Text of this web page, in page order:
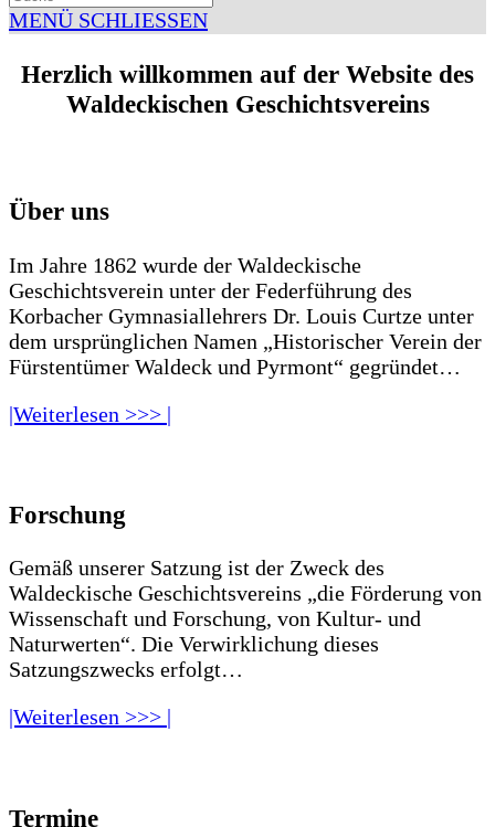
MENÜ SCHLIESSEN
Herzlich willkommen auf der Website des
Waldeckischen Geschichtsvereins
Über uns
Im Jahre 1862 wurde der Waldeckische
Geschichtsverein unter der Federführung des
Korbacher Gymnasiallehrers Dr. Louis Curtze unter
dem ursprünglichen Namen „Historischer Verein der
Fürstentümer Waldeck und Pyrmont“ gegründet…
|Weiterlesen >>> |
Forschung
Gemäß unserer Satzung ist der Zweck des
Waldeckische Geschichtsvereins „die Förderung von
Wissenschaft und Forschung, von Kultur- und
Naturwerten“. Die Verwirklichung dieses
Satzungszwecks erfolgt…
|Weiterlesen >>> |
Termine